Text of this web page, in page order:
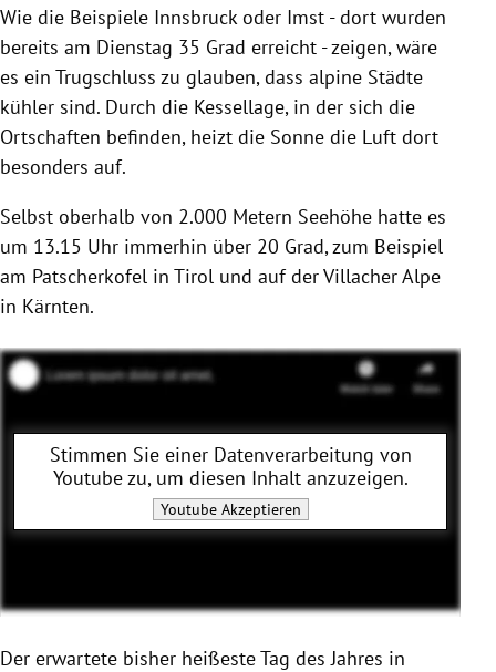
Wie die Beispiele Innsbruck oder Imst - dort wurden
bereits am Dienstag 35 Grad erreicht - zeigen, wäre
es ein Trugschluss zu glauben, dass alpine Städte
kühler sind. Durch die Kessellage, in der sich die
Ortschaften befinden, heizt die Sonne die Luft dort
besonders auf.
Selbst oberhalb von 2.000 Metern Seehöhe hatte es
um 13.15 Uhr immerhin über 20 Grad, zum Beispiel
am Patscherkofel in Tirol und auf der Villacher Alpe
in Kärnten.
Stimmen Sie einer Datenverarbeitung von
Youtubezu, um diesen Inhalt anzuzeigen.
YoutubeAkzeptieren
Der erwartete bisher heißeste Tag des Jahres in